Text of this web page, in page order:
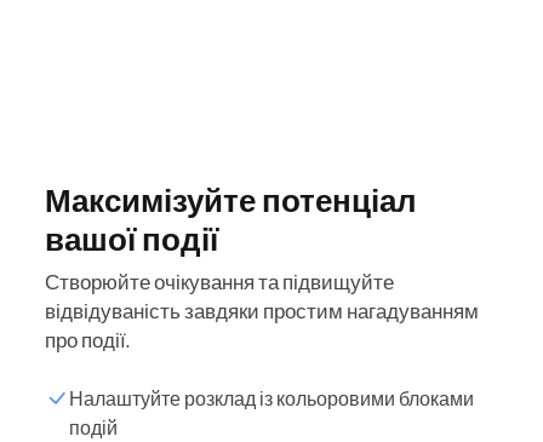
Максимізуйте потенціал
вашої події
Створюйте очікування та підвищуйте
відвідуваність завдяки простим нагадуванням
про події.
Налаштуйте розклад із кольоровими блоками
подій